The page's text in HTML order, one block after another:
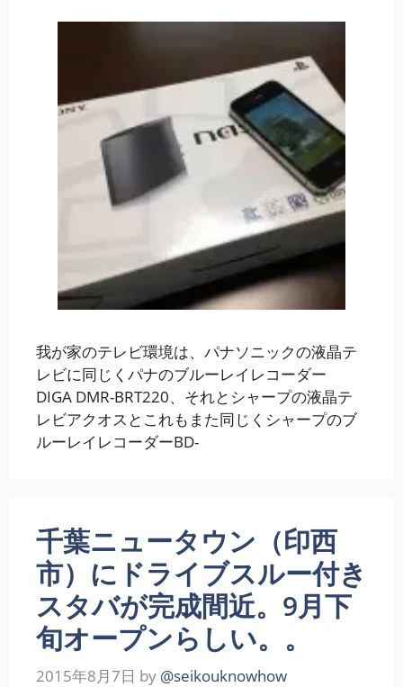
我が家のテレビ環境は、パナソニックの液晶テ
レビに同じくパナのブルーレイレコーダー
DIGA DMR-BRT220、それとシャープの液晶テ
レビアクオスとこれもまた同じくシャープのブ
ルーレイレコーダーBD-
千葉ニュータウン（印西
市）にドライブスルー付き
スタバが完成間近。9月下
旬オープンらしい。。
2015年8月7日 by @seikouknowhow